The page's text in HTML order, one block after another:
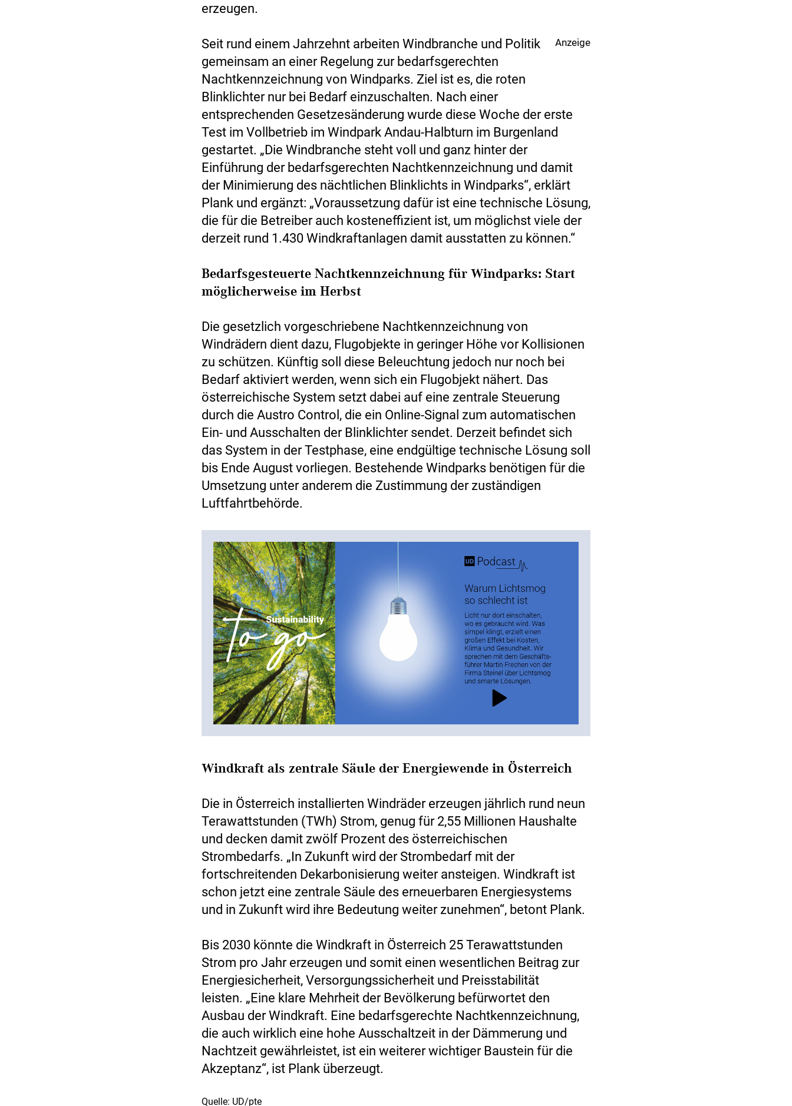
erzeugen.
Anzeige
Seit rund einem Jahrzehnt arbeiten Windbranche und Politik
gemeinsam an einer Regelung zur bedarfsgerechten
Nachtkennzeichnung von Windparks. Ziel ist es, die roten
Blinklichter nur bei Bedarf einzuschalten. Nach einer
entsprechenden Gesetzesänderung wurde diese Woche der erste
Test im Vollbetrieb im Windpark Andau-Halbturn im Burgenland
gestartet. „Die Windbranche steht voll und ganz hinter der
Einführung der bedarfsgerechten Nachtkennzeichnung und damit
der Minimierung des nächtlichen Blinklichts in Windparks“, erklärt
Plank und ergänzt: „Voraussetzung dafür ist eine technische Lösung,
die für die Betreiber auch kosteneffizient ist, um möglichst viele der
derzeit rund 1.430 Windkraftanlagen damit ausstatten zu können.“
Bedarfsgesteuerte Nachtkennzeichnung für Windparks: Start
möglicherweise im Herbst
Die gesetzlich vorgeschriebene Nachtkennzeichnung von
Windrädern dient dazu, Flugobjekte in geringer Höhe vor Kollisionen
zu schützen. Künftig soll diese Beleuchtung jedoch nur noch bei
Bedarf aktiviert werden, wenn sich ein Flugobjekt nähert. Das
österreichische System setzt dabei auf eine zentrale Steuerung
durch die Austro Control, die ein Online-Signal zum automatischen
Ein- und Ausschalten der Blinklichter sendet. Derzeit befindet sich
das System in der Testphase, eine endgültige technische Lösung soll
bis Ende August vorliegen. Bestehende Windparks benötigen für die
Umsetzung unter anderem die Zustimmung der zuständigen
Luftfahrtbehörde.
Windkraft als zentrale Säule der Energiewende in Österreich
Die in Österreich installierten Windräder erzeugen jährlich rund neun
Terawattstunden (TWh) Strom, genug für 2,55 Millionen Haushalte
und decken damit zwölf Prozent des österreichischen
Strombedarfs. „In Zukunft wird der Strombedarf mit der
fortschreitenden Dekarbonisierung weiter ansteigen. Windkraft ist
schon jetzt eine zentrale Säule des erneuerbaren Energiesystems
und in Zukunft wird ihre Bedeutung weiter zunehmen“, betont Plank.
Bis 2030 könnte die Windkraft in Österreich 25 Terawattstunden
Strom pro Jahr erzeugen und somit einen wesentlichen Beitrag zur
Energiesicherheit, Versorgungssicherheit und Preisstabilität
leisten. „Eine klare Mehrheit der Bevölkerung befürwortet den
Ausbau der Windkraft. Eine bedarfsgerechte Nachtkennzeichnung,
die auch wirklich eine hohe Ausschaltzeit in der Dämmerung und
Nachtzeit gewährleistet, ist ein weiterer wichtiger Baustein für die
Akzeptanz“, ist Plank überzeugt.
Quelle: UD/pte